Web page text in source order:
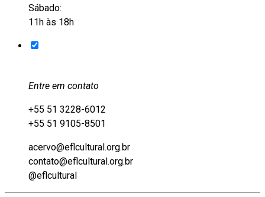
Sábado:
11h às 18h
Entre em contato
+55 51 3228-6012
+55 51 9105-8501
acervo@eflcultural.org.br
contato@eflcultural.org.br
@eflcultural